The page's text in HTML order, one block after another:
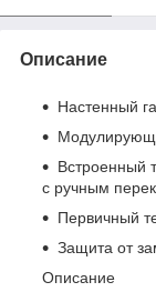
Описание
Настенный
Встроенный
с ручным
Первичный
Защита от
Описание